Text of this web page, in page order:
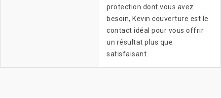
protection dont vous avez
besoin, Kevin couverture est le
contact idéal pour vous offrir
un résultat plus que
satisfaisant.